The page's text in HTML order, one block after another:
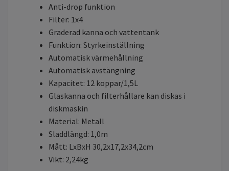
Anti-drop funktion
Filter: 1x4
Graderad kanna och vattentank
Funktion: Styrkeinställning
Automatisk värmehållning
Automatisk avstängning
Kapacitet: 12 koppar/1,5L
Glaskanna och filterhållare kan diskas i
diskmaskin
Material: Metall
Sladdlängd: 1,0m
Mått: LxBxH 30,2x17,2x34,2cm
Vikt: 2,24kg